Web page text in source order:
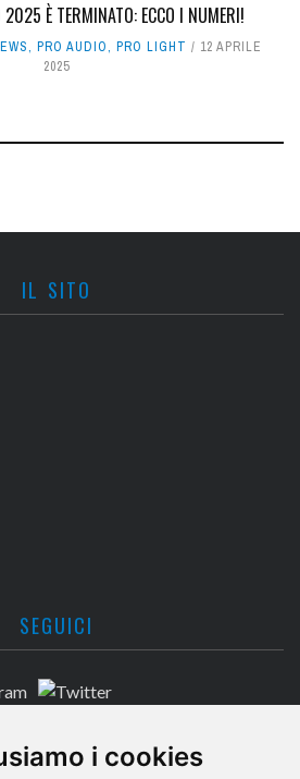
i cookies
È TERMINATO: ECCO I NUMERI!
, PRO AUDIO, PRO LIGHT
12 APRILE
2025
IL SITO
SEGUICI
CONTATTACI